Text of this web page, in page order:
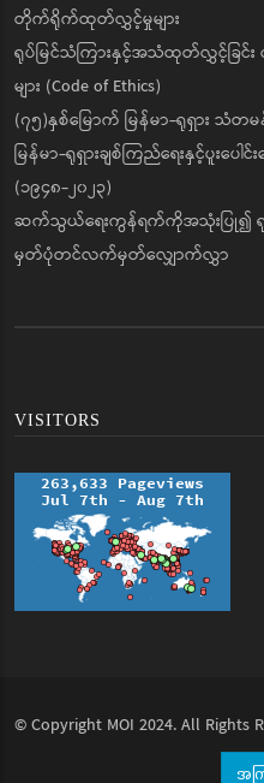
တိုက်ရိုက်ထုတ်လွှင့်မှုများ
ရုပ်မြင်သံကြားနှင့်အသံထုတ်လွှင့်ခြင်
များ (Code of Ethics)
(၇၅)နှစ်မြောက် မြန်မာ-ရုရှာ
မြန်မာ-ရုရှားချစ်ကြည်ရေးနှင့်ပူးပ
(၁၉၄၈-၂၀၂၃)
ဆက်သွယ်ရေးကွန်ရက်ကိုအသုံးပြု၍ ရု
မှတ်ပုံတင်လက်မှတ်လျှောက်လွှာ
VISITORS
© Copyright MOI 2024. All Rights
အက